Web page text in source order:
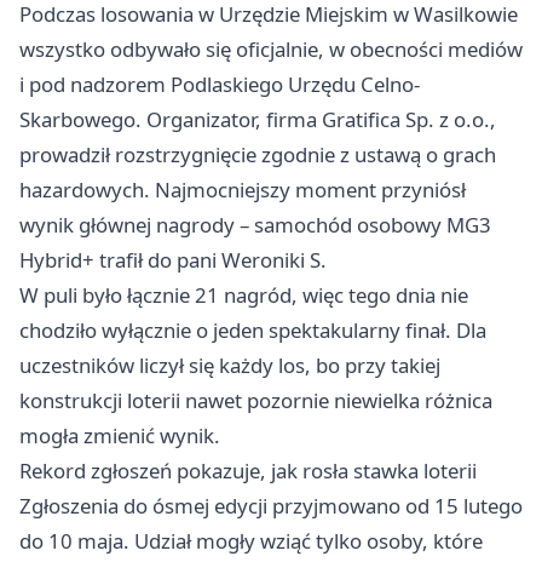
Podczas losowania w Urzędzie Miejskim w Wasilkowie
wszystko odbywało się oficjalnie, w obecności mediów
i pod nadzorem Podlaskiego Urzędu Celno-
Skarbowego. Organizator, firma Gratifica Sp. z o.o.,
prowadził rozstrzygnięcie zgodnie z ustawą o grach
hazardowych. Najmocniejszy moment przyniósł
wynik głównej nagrody – samochód osobowy MG3
Hybrid+ trafił do pani Weroniki S.
W puli było łącznie 21 nagród, więc tego dnia nie
chodziło wyłącznie o jeden spektakularny finał. Dla
uczestników liczył się każdy los, bo przy takiej
konstrukcji loterii nawet pozornie niewielka różnica
mogła zmienić wynik.
Rekord zgłoszeń pokazuje, jak rosła stawka loterii
Zgłoszenia do ósmej edycji przyjmowano od 15 lutego
do 10 maja. Udział mogły wziąć tylko osoby, które